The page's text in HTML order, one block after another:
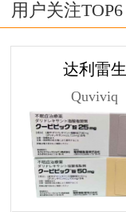
用户关注TOP6
达利雷生
Quviviq